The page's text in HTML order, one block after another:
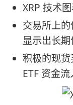
XRP 技术
交易所上的
显示出长期
积极的现货
ETF 资金流